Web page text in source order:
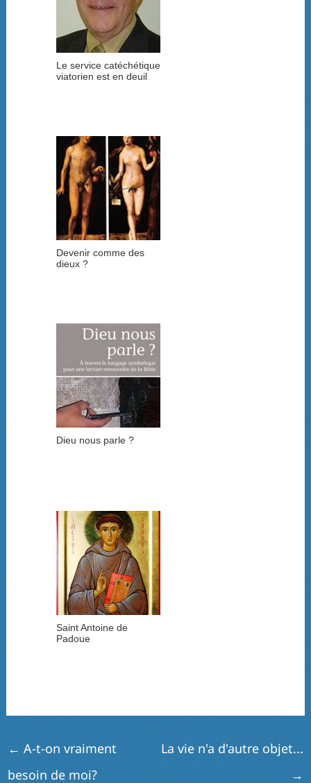
Le service catéchétique
viatorien est en deuil
Devenir comme des
dieux ?
Dieu nous parle ?
Saint Antoine de
Padoue
← A-t-on vraiment
besoin de moi?
La vie n'a d'autre objet...
→